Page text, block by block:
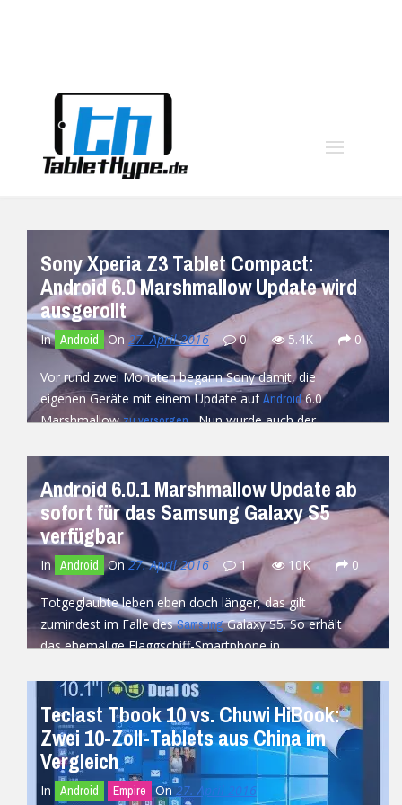
Sony Xperia Z3 Tablet Compact:
Android 6.0 Marshmallow Update wird
ausgerollt
In Android On 27. April 2016 0 5.4K 0
Vor rund zwei Monaten begann Sony damit, die
eigenen Geräte mit einem Update aufAndroid6.0
Marshmallowzu versorgen. Nun wurde auch der...
Android 6.0.1 Marshmallow Update ab
sofort für das Samsung Galaxy S5
verfügbar
In Android On27. April 2016 1 10K 0
Totgeglaubte leben eben doch länger, das gilt
zumindest im Falle desSamsungGalaxy S5. So erhält
das ehemalige Flaggschiff-Smartphone in
READ MORE
Teclast Tbook 10 vs. Chuwi HiBook:
Zwei 10-Zoll-Tablets aus China im
Vergleich
In Android Empire On27. April 2016